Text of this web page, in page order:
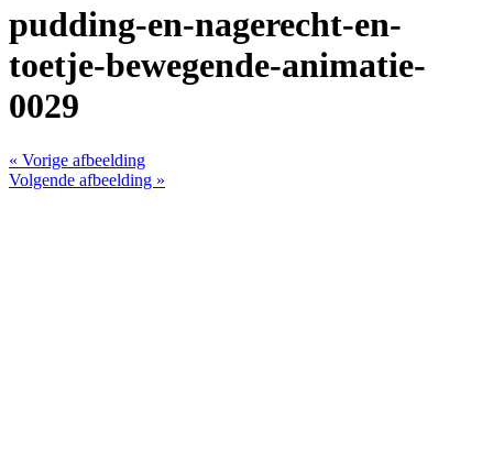
pudding-en-nagerecht-en-
toetje-bewegende-animatie-
0029
« Vorige afbeelding
Volgende afbeelding »